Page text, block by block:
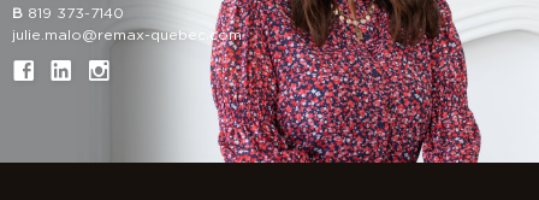
B 819 373-7140
julie.malo@remax-quebec.com